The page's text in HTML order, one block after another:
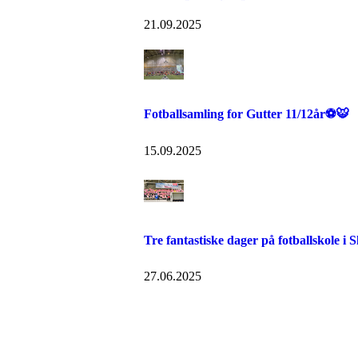
21.09.2025
Fotballsamling for Gutter 11/12år⚽🐯
15.09.2025
Tre fantastiske dager på fotballskole i
27.06.2025